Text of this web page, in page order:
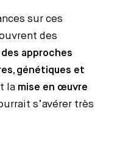
sur ces
des
des approches
génétiques et
la mise en œuvre
s’avérer très